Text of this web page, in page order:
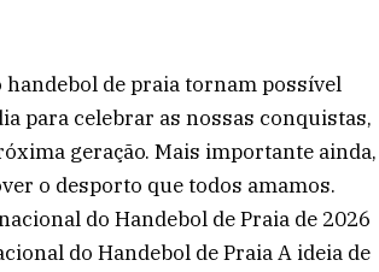
de praia tornam possível
para celebrar as nossas conquistas,
geração. Mais importante ainda,
o desporto que todos amamos.
do Handebol de Praia de 2026
do Handebol de Praia A ideia de